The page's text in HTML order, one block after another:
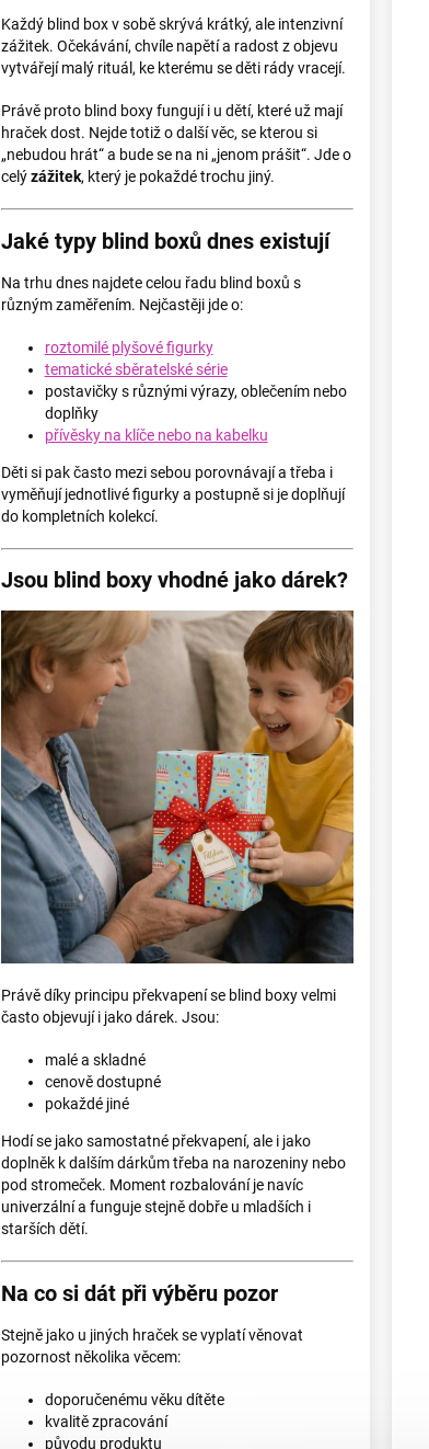
Každý blind box v sobě skrývá krátký, ale intenzivní
zážitek. Očekávání, chvíle napětí a radost z objevu
vytvářejí malý rituál, ke kterému se děti rády vracejí.
Právě proto blind boxy fungují i u dětí, které už mají
hraček dost. Nejde totiž o další věc, se kterou si
„nebudou hrát“ a bude se na ni „jenom prášit“. Jde o
celýzážitek, který je pokaždé trochu jiný.
Jaké typy blind boxů dnes existují
Na trhu dnes najdete celou řadu blind boxů s
různým zaměřením. Nejčastěji jde o:
roztomilé plyšové figurky
tematické sběratelské série
postavičky s různými výrazy, oblečením nebo
doplňky
přívěsky na klíče nebo na kabelku
Děti si pak často mezi sebou porovnávají a třeba i
vyměňují jednotlivé figurky a postupně si je doplňují
do kompletních kolekcí.
Jsou blind boxy vhodné jako dárek?
Právě díky principu překvapení se blind boxy velmi
často objevují i jako dárek. Jsou:
malé a skladné
cenově dostupné
pokaždé jiné
Hodí se jako samostatné překvapení, ale i jako
doplněk k dalším dárkům třeba na narozeniny nebo
pod stromeček. Moment rozbalování je navíc
univerzální a funguje stejně dobře u mladších i
starších dětí.
Na co si dát při výběru pozor
Stejně jako u jiných hraček se vyplatí věnovat
pozornost několika věcem:
doporučenému věku dítěte
kvalitě zpracování
původu produktu